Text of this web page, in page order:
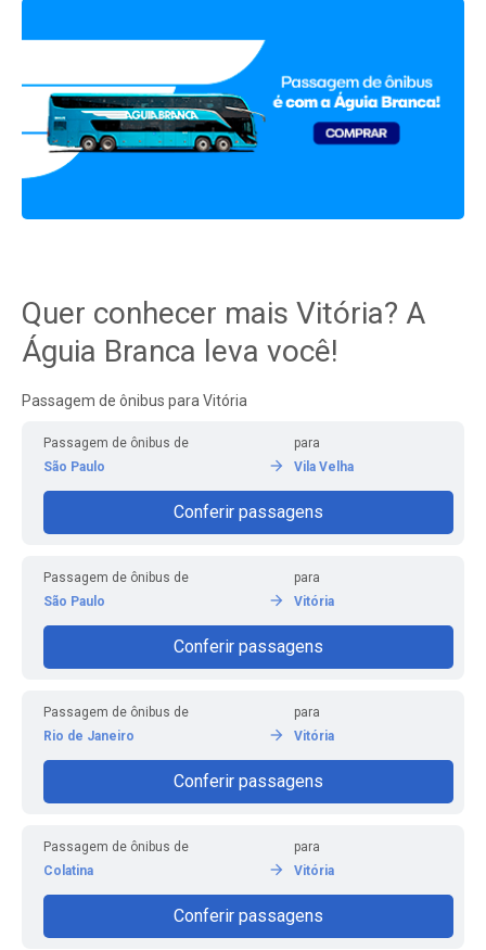
Quer conhecer mais Vitória? A
Águia Branca leva você!
Passagem de ônibus para Vitória
Passagem de ônibus de
São Paulo
para
Vila Velha
Conferir passagens
Passagem de ônibus de
São Paulo
para
Vitória
Conferir passagens
Passagem de ônibus de
Rio de Janeiro
para
Vitória
Conferir passagens
Passagem de ônibus de
Colatina
para
Vitória
Conferir passagens